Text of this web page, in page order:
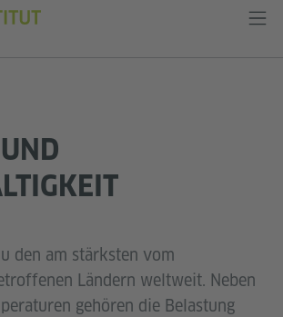
den am stärksten vom
Ländern weltweit. Neben
gehören die Belastung